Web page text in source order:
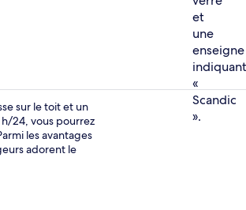
Entrée de l’hébergement
sur le toit et un
24, vous pourrez
les avantages
adorent le